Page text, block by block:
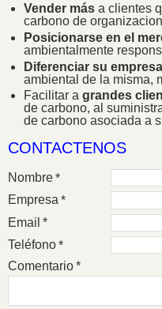
Vender más a clientes
carbono de
Posicionarse en el
ambientalmente
Diferenciar su empresa
ambiental de la misma,
Facilitar a grandes
de carbono, al
de carbono asociada a
CONTACTENOS
Nombre*
Empresa *
Email *
Teléfono*
Comentario*